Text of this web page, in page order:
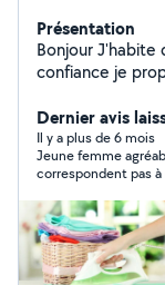
Présentation
Bonjour J'habite
confiance je
Je peut aussi
des
lapins...) Je peut
domicile (j'ai
occupés(loisirs,
les enfants) Je
N'hésitez pas à
aider avec plaisir.
Dernier avis
Il y a plus de 6 mois
Jeune femme
correspondent pas